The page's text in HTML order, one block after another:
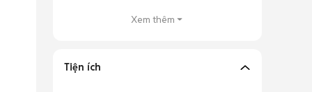
Xem thêm
Tiện ích